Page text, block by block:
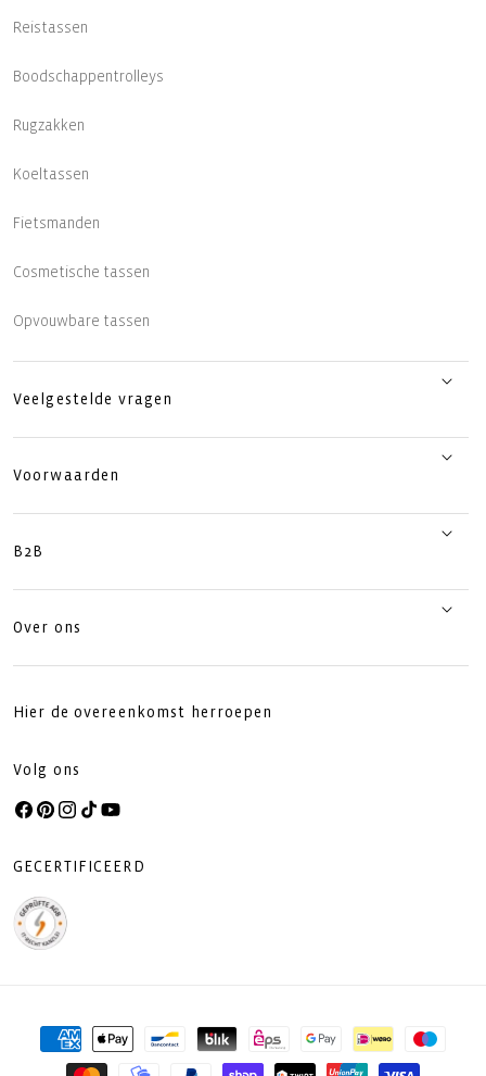
Reistassen
Boodschappentrolleys
Rugzakken
Koeltassen
Fietsmanden
Cosmetische tassen
Opvouwbare tassen
Veelgestelde vragen
Voorwaarden
B2B
Over ons
Hier de overeenkomst herroepen
Volg ons
Facebook
Pinterest
Instagram
TikTokYouTube
GECERTIFICEERD
Betaalmethoden